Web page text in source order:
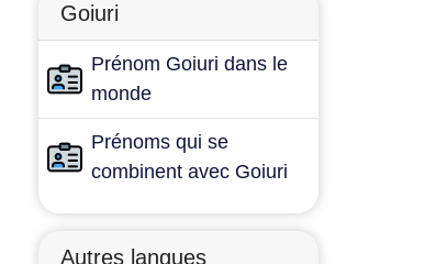
Goiuri
Prénom Goiuri dans le
monde
Prénoms qui se
combinent avec Goiuri
Autres langues